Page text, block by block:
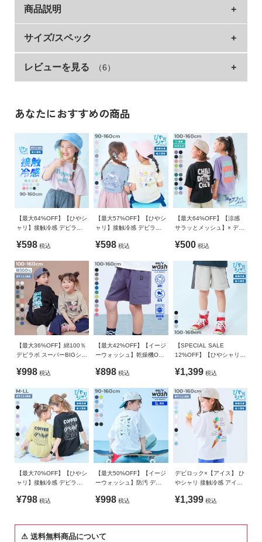
イ
ド・
ビ
ッ
ク
お
買
物
ガ
イ
ド
く
る
ご
質
問
FOLLOW
商品説明
接触冷感素材のプリントTシャツ。
デザインを集めました。
アウトドアテイストのボトムスやカラーパンツと合わせた、夏
■シリーズ
devirock、接触冷感はじめました。
年々暑くなる夏。
「子どもたちを少しでも快適にしてあげたい」
そんな思いからはじめました。
接触冷感性のある糸を使用しているから、
繰り返しお洗濯しても"ひやっ"と感が長く続く。
さらに、"シャリっ"と感のある綿混素材なので
シーン問わず、毎日着られる。
今年の夏はdevirockのひやシャリを
試してみませんか？
■素材
さらっとした肌ざわりと清涼感のある風合いが魅力。
素肌にやさしい綿混素材で、ほどよいハリ感があるのもポイン
ト。
通気性がよく、暑い日も快適に過ごせます。
伸縮性：ふつう
■スタイリング
ベーシックなアイテムを合わせれば、通園・通学コーデにも〇
合わせれば、お出かけシーンにもぴったり。
この夏は、アウトドアテイストのボトムスやカラーパンツとの
サイズ/スペック
サイズ 着丈
肩幅
120cm
47 14.5
43
130cm
50 43 15.5
45
140cm
54 45 16.5
47
150cm
58 47
49
160cm
61 49 18 51
»サイズガイド
本体：綿65% ポリエステル35% / リブ：綿95% ポリウレタン
5%
生産国
CHINA
備考
洗濯方法
洗濯機洗い可(デリケート洗い) / 漂白剤使用不可 / 乾燥機使用
不可 / 日陰つり干し/ 洗濯ネット使用 / プリント部分アイロン
禁止
ご注意事項
・摩擦や水、汗などで色が移ることがあります。ご注意くだ
・平置きにて採寸しているため、サイズや形に多少の誤差が
・生産時期により、多少色味が異なる場合がございますが、
・ご使用のパソコンやブラウザの環境により、実際の色とは
レビューを見る （6）
あなたにおすすめの商品
【最大64%OFF】【ひやシ
ャリ】接触冷感 デビラボ
袖Tシャツ
¥598 税込
【最大57%OFF】【ひやシ
ャリ】接触冷感 デビラボ
ャツ
¥598 税込
【最大64%OFF】【涼感
サラッとメッシュ】× デビ
ツ
¥500 税込
【最大36%OFF】綿100％
デビラボ スーパーBIGシル
ツ
¥998 税込
【最大42%OFF】【イージ
ーウォッシュ】乾燥機OK
フパンツ
¥898 税込
【SPECIAL SALE
12%OFF】【ひやシャリ】
ーフパンツ
¥1,399 税込
【最大70%OFF】【ひやシ
ャリ】接触冷感 デビラボ
¥798 税込
【最大50%OFF】【イージ
ーウォッシュ】防汚 デビ
ント 半袖Tシャツ
¥998 税込
デビロック×【アイス】 ひ
やシャリ 接触冷感 アイス
¥1,399 税込
⚠ 送料無料商品について